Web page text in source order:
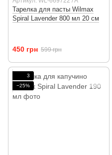
Тарелка для пасты Wilmax
Spiral Lavender 800 мл 20 см
450 грн 599 грн
3
−25%